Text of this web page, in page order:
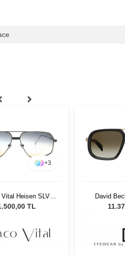
+3
Vital Heisen SLV
Güneş Gözlüğü
TL
David
2M2HA 57